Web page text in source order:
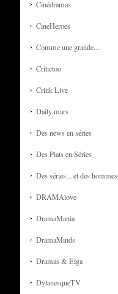
Cinédramas
CineHeroes
Comme une grande....
Critictoo
Critik Live
Daily mars
Des news en séries
Des Plats en Séries
Des séries... et des hommes
DRAMAlove
DramaMania
DramaMinds
Dramas & Eiga
DylanesqueTV